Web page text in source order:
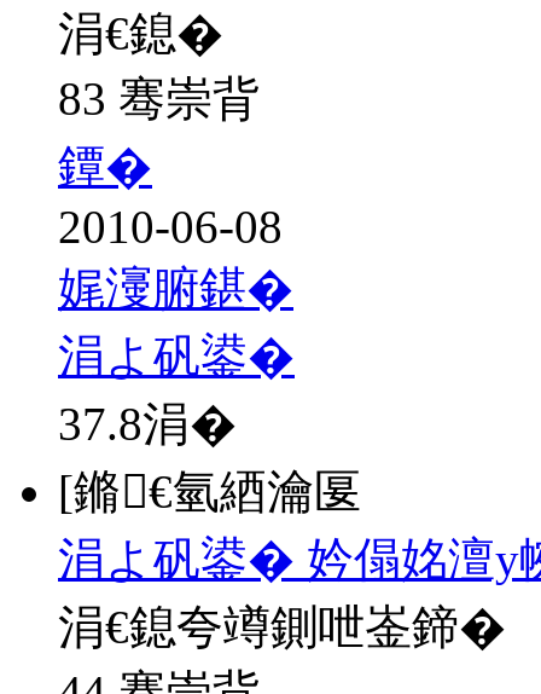
涓€鎴�
83 骞崇背
鐔�
2010-06-08
娓濅腑鍖�
涓よ矾鍙�
37.8涓�
[鏅€氫綇瀹匽
涓よ矾鍙� 妗傝姳澶у
涓€鎴夸竴鍘呭崟鍗�